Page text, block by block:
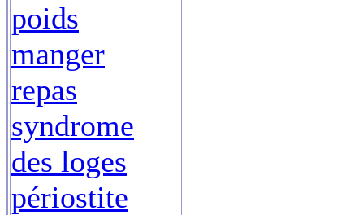
poids
manger
repas
syndrome
des loges
périostite